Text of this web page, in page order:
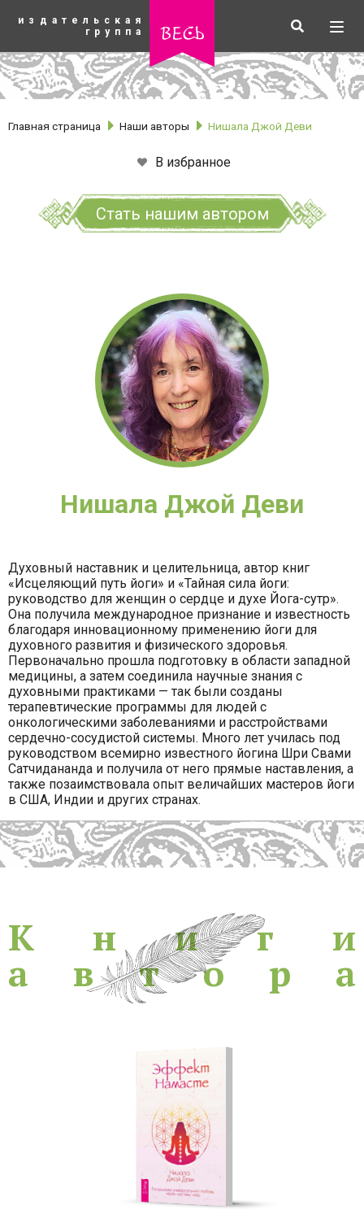
основному
издательская
группа
весь Искать
рубрики
Главная страница Наши авторы Нишала Джой Деви
В избранное
Стать нашим автором
Нишала Джой Деви
Духовный наставник и целительница, автор книг
«Исцеляющий путь йоги» и «Тайная сила йоги:
руководство для женщин о сердце и духе Йога-сутр».
Она получила международное признание и известность
благодаря инновационному применению йоги для
духовного развития и физического здоровья.
Первоначально прошла подготовку в области западной
медицины, а затем соединила научные знания с
духовными практиками — так были созданы
терапевтические программы для людей с
онкологическими заболеваниями и расстройствами
сердечно-сосудистой системы. Много лет училась под
руководством всемирно известного йогина Шри Свами
Сатчидананда и получила от него прямые наставления, а
также позаимствовала опыт величайших мастеров йоги
в США, Индии и других странах.
Книги
К н и г и
а в т о р а